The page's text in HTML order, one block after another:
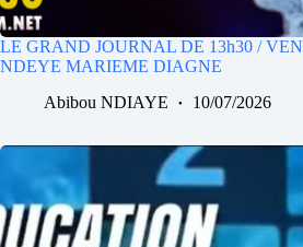
LE GRAND JOURNAL DE 13h30 /
NDEYE MARIEME DIAGNE
Abibou NDIAYE
10/07/2026